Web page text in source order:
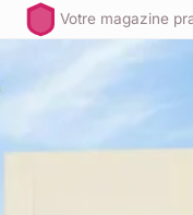
Votre magazine